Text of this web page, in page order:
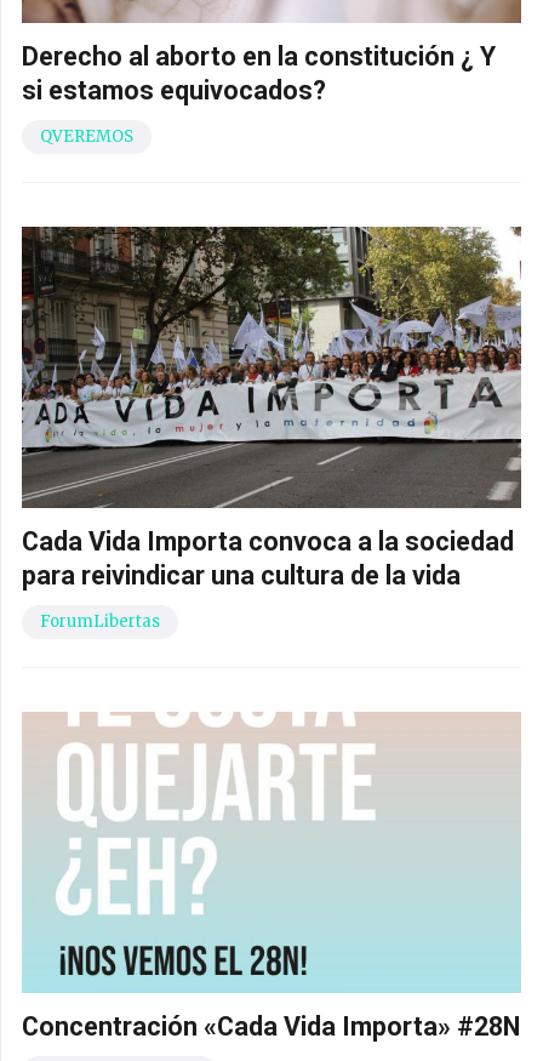
Derecho al aborto en la constitución ¿ Y
si estamos equivocados?
QVEREMOS
Cada Vida Importa convoca a la sociedad
para reivindicar una cultura de la vida
ForumLibertas
Concentración «Cada Vida Importa» #28N